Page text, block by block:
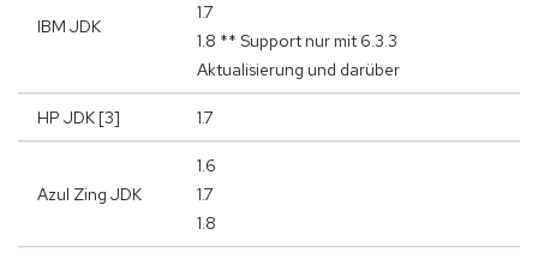
IBM JDK
1.7
1.8 ** Support nur mit 6.3.3
Aktualisierung und darüber
HP JDK [3] 1.7
Azul Zing JDK
1.6
1.7
1.8